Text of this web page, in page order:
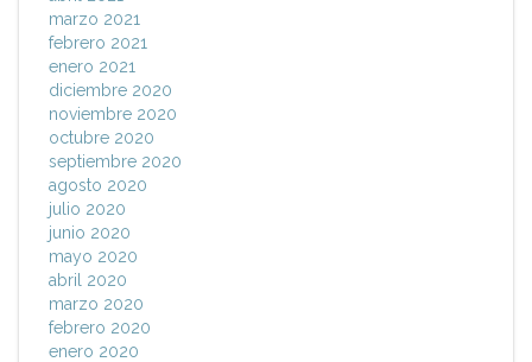
marzo 2021
febrero 2021
enero 2021
diciembre 2020
noviembre 2020
octubre 2020
septiembre 2020
agosto 2020
julio 2020
junio 2020
mayo 2020
abril 2020
marzo 2020
febrero 2020
enero 2020